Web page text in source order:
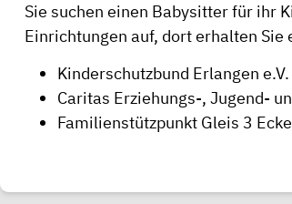
Sie suchen einen Babysitter für ihr
Einrichtungen auf, dort erhalten
Kinderschutzbund Erlangen e.V.
Caritas Erziehungs-, Jugend-
Familienstützpunkt Gleis 3